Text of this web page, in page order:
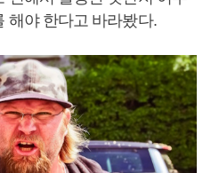
해야 한다고 바라봤다.